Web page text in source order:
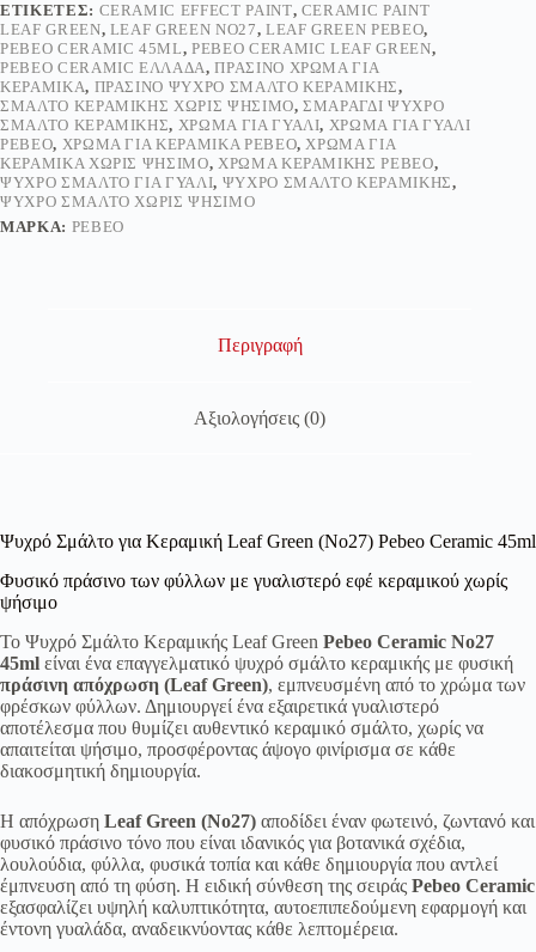
ΕΤΙΚΈΤΕΣ: CERAMIC EFFECT PAINT, CERAMIC PAINT
LEAF GREEN, LEAF GREEN NO27, LEAF GREEN PEBEO,
PEBEO CERAMIC 45ML,PEBEO CERAMIC LEAF GREEN,
PEBEO CERAMIC ΕΛΛΆΔΑ,ΠΡΆΣΙΝΟ ΧΡΏΜΑ ΓΙΑ
ΚΕΡΑΜΙΚΆ, ΠΡΆΣΙΝΟ ΨΥΧΡΌ ΣΜΆΛΤΟ ΚΕΡΑΜΙΚΉΣ,
ΣΜΆΛΤΟ ΚΕΡΑΜΙΚΉΣ ΧΩΡΊΣ ΨΉΣΙΜΟ,ΣΜΑΡΑΓΔΊ ΨΥΧΡΌ
ΣΜΆΛΤΟ ΚΕΡΑΜΙΚΉΣ, ΧΡΏΜΑ ΓΙΑ ΓΥΑΛΊ, ΧΡΏΜΑ ΓΙΑ ΓΥΑΛΊ
PEBEO, ΧΡΏΜΑ ΓΙΑ ΚΕΡΑΜΙΚΆ PEBEO,ΧΡΏΜΑ ΓΙΑ
ΚΕΡΑΜΙΚΆ ΧΩΡΊΣ ΨΉΣΙΜΟ, ΧΡΏΜΑ ΚΕΡΑΜΙΚΉΣ PEBEO,
ΨΥΧΡΌ ΣΜΆΛΤΟ ΓΙΑ ΓΥΑΛΊ, ΨΥΧΡΌ ΣΜΆΛΤΟ ΚΕΡΑΜΙΚΉΣ,
ΨΥΧΡΌ ΣΜΆΛΤΟ ΧΩΡΊΣ ΨΉΣΙΜΟ
ΜΆΡΚΑ: PEBEO
Περιγραφή
Αξιολογήσεις (0)
Ψυχρό Σμάλτο για Κεραμική Leaf Green (No27) Pebeo Ceramic 45ml
Φυσικό πράσινο των φύλλων με γυαλιστερό εφέ κεραμικού χωρίς
ψήσιμο
Το Ψυχρό Σμάλτο Κεραμικής Leaf Green Pebeo Ceramic No27
45ml είναι ένα επαγγελματικό ψυχρό σμάλτο κεραμικής με φυσική
πράσινη απόχρωση (Leaf Green), εμπνευσμένη από το χρώμα των
φρέσκων φύλλων. Δημιουργεί ένα εξαιρετικά γυαλιστερό
αποτέλεσμα που θυμίζει αυθεντικό κεραμικό σμάλτο, χωρίς να
απαιτείται ψήσιμο, προσφέροντας άψογο φινίρισμα σε κάθε
διακοσμητική δημιουργία.
Η απόχρωση Leaf Green (No27) αποδίδει έναν φωτεινό, ζωντανό και
φυσικό πράσινο τόνο που είναι ιδανικός για βοτανικά σχέδια,
λουλούδια, φύλλα, φυσικά τοπία και κάθε δημιουργία που αντλεί
έμπνευση από τη φύση. Η ειδική σύνθεση της σειράς Pebeo Ceramic
εξασφαλίζει υψηλή καλυπτικότητα, αυτοεπιπεδούμενη εφαρμογή και
έντονη γυαλάδα, αναδεικνύοντας κάθε λεπτομέρεια.